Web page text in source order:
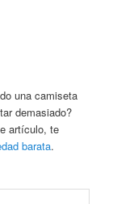
una camiseta
demasiado?
artículo, te
barata.